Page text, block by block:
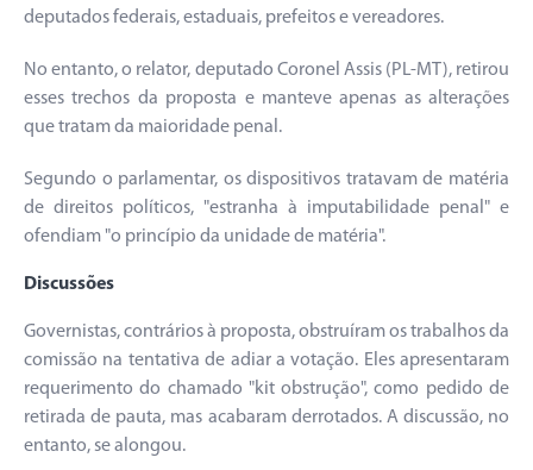
deputados federais, estaduais, prefeitos e vereadores.
No entanto, o relator, deputado Coronel Assis (PL-MT), retirou
esses trechos da proposta e manteve apenas as alterações
que tratam da maioridade penal.
Segundo o parlamentar, os dispositivos tratavam de matéria
de direitos políticos, "estranha à imputabilidade penal" e
ofendiam "o princípio da unidade de matéria".
Discussões
Governistas, contrários à proposta, obstruíram os trabalhos da
comissão na tentativa de adiar a votação. Eles apresentaram
requerimento do chamado "kit obstrução", como pedido de
retirada de pauta, mas acabaram derrotados. A discussão, no
entanto, se alongou.